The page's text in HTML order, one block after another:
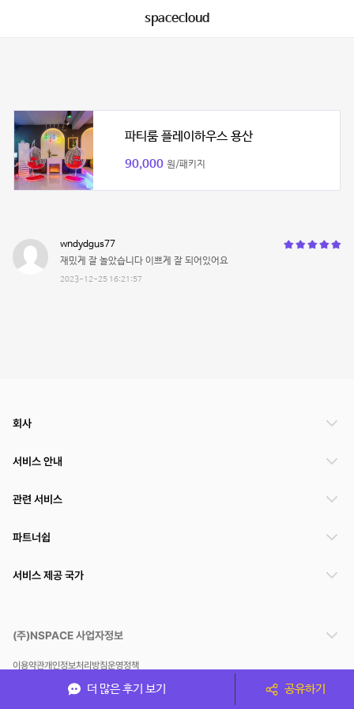
spacecloud
파티룸 플레이하우스 용산
90,000 원/패키지
wndydgus77
재밌게 잘 놀았습니다 이쁘게 잘 되어있어요
2023-12-25 16:21:57
더 많은 후기 보기 공유하기
회사
서비스 안내
관련 서비스
파트너쉽
서비스 제공 국가
(주)NSPACE 사업자정보
이용약관개인정보처리방침운영정책
스페이스클라우드는 통신판매중개자이며 통신판매의 당사자가 아닙니다. 따라서 스페이스클
라우드는 공간 거래정보 및 거래에 대해 책임지지 않습니다.